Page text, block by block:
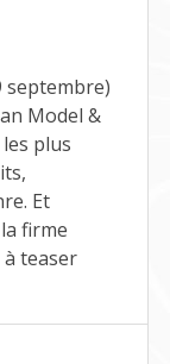
septembre)
Model &
plus
Et
firme
teaser